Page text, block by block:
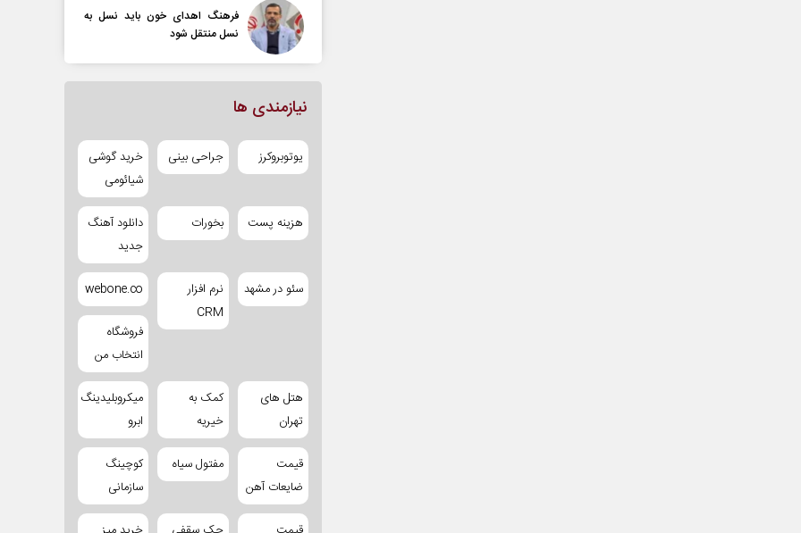
فرهنگ اهدای خون باید نسل به
نسل منتقل شود
نیازمندی ها
یوتوبروکرز جراحی بینی
خرید گوشی
شیائومی
هزینه پست بخورات
دانلود آهنگ
جدید
سئو در مشهد
نرم افزار
CRM
webone.co
فروشگاه
انتخاب من
هتل های
تهران
کمک به
خیریه
میکروبلیدینگ
ابرو
قیمت
ضایعات آهن
مفتول سیاه
کوچینگ
سازمانی